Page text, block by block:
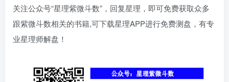
关注公众号“星理紫微斗数”，回复星理，即可免费获取众多
跟紫微斗数相关的书籍,可下载星理APP进行免费测盘，有专
业星理师解盘！